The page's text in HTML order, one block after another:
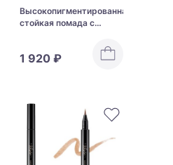
Высокопигментированная
стойкая помада с
Kiss Me Ferme Proof
Shiny Rouge
1 920 ₽